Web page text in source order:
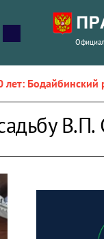
лет: Бодайбинский
В.П.